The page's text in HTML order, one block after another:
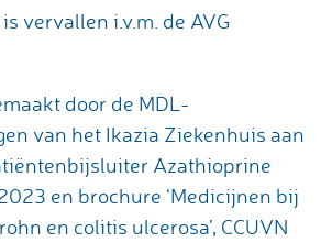
vervallen i.v.m. de AVG
door de MDL-
van het Ikazia Ziekenhuis aan
Azathioprine
en brochure ‘Medicijnen bij
en colitis ulcerosa’, CCUVN